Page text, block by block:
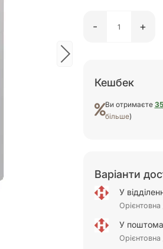
- +
Кешбек
Ви отримаєте
більше)
Варіанти
У
У